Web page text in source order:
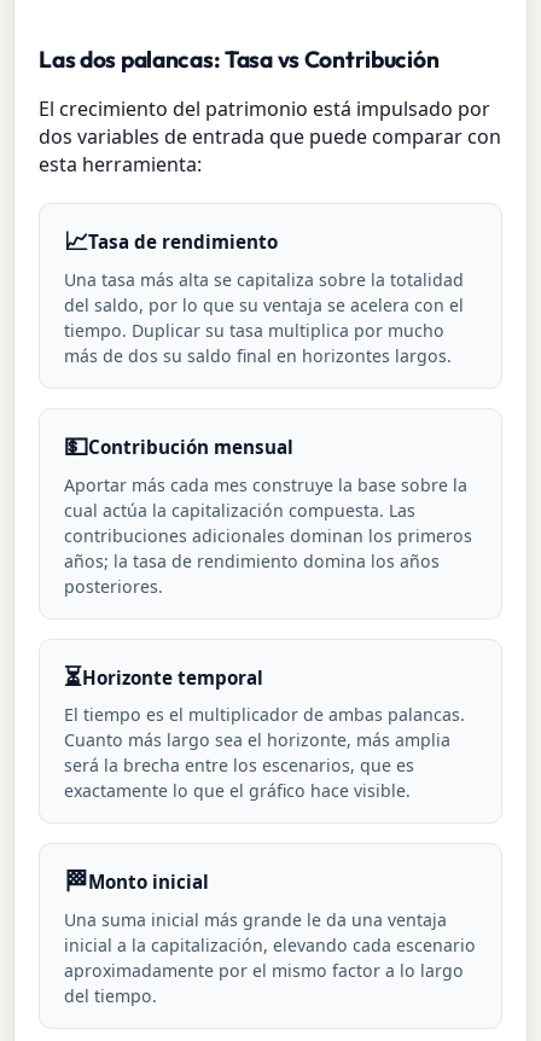
Las dos palancas: Tasa vs Contribución
El crecimiento del patrimonio está impulsado por
dos variables de entrada que puede comparar con
esta herramienta:
📈Tasa de rendimiento
Una tasa más alta se capitaliza sobre la totalidad
del saldo, por lo que su ventaja se acelera con el
tiempo. Duplicar su tasa multiplica por mucho
más de dos su saldo final en horizontes largos.
💵Contribución mensual
Aportar más cada mes construye la base sobre la
cual actúa la capitalización compuesta. Las
contribuciones adicionales dominan los primeros
años; la tasa de rendimiento domina los años
posteriores.
⏳Horizonte temporal
El tiempo es el multiplicador de ambas palancas.
Cuanto más largo sea el horizonte, más amplia
será la brecha entre los escenarios, que es
exactamente lo que el gráfico hace visible.
🏁Monto inicial
Una suma inicial más grande le da una ventaja
inicial a la capitalización, elevando cada escenario
aproximadamente por el mismo factor a lo largo
del tiempo.